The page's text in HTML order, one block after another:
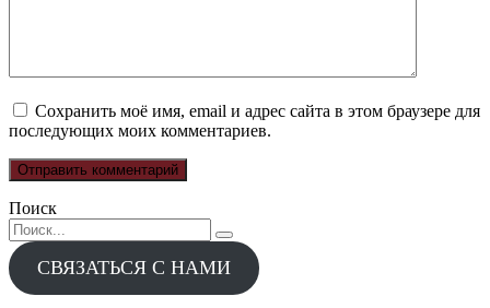
Сохранить моё имя, email и адрес сайта в этом браузере для
последующих моих комментариев.
Поиск
Search
for:
СВЯЗАТЬСЯ С НАМИ